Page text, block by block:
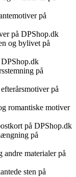
på
på DPShop.dk
og bylivet på
på
på
romantiske motiver
på DPShop.dk
på
materialer på
sten på